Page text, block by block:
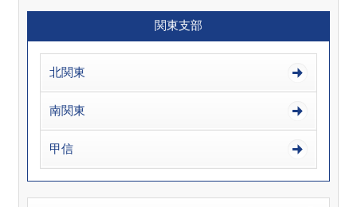
関東支部
北関東
南関東
甲信